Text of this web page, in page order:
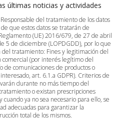
últimas noticias y actividades
del tratamiento de los datos
que estos datos se tratarán de
(UE) 2016/679, de 27 de abril
5 de diciembre (LOPDGDD), por lo que
del tratamiento: Fines y legitimación del
(por interés legítimo del
de comunicaciones de productos o
art. 6.1.a GDPR). Criterios de
durante no más tiempo del
o existan prescripciones
ya no sea necesario para ello, se
adecuadas para garantizar la
total de los mismos.